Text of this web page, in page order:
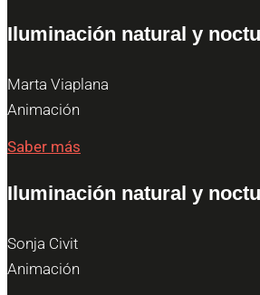
Iluminación natural y
Marta Viaplana
Animación
Saber más
Iluminación natural y
Sonja Civit
Animación